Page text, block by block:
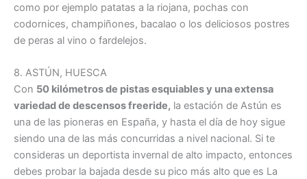
como por ejemplo patatas a la riojana, pochas con
codornices, champiñones, bacalao o los deliciosos postres
de peras al vino o fardelejos.
8. ASTÚN, HUESCA
Con 50 kilómetros de pistas esquiables y una extensa
variedad de descensos freeride, la estación de Astún es
una de las pioneras en España, y hasta el día de hoy sigue
siendo una de las más concurridas a nivel nacional. Si te
consideras un deportista invernal de alto impacto, entonces
debes probar la bajada desde su pico más alto que es La